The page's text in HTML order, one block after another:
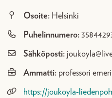
Osoite: Helsinki
Puhelinnumero:
Sähköposti:
Ammatti: professori
https://joukoyla-